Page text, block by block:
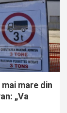
mare din
„Va